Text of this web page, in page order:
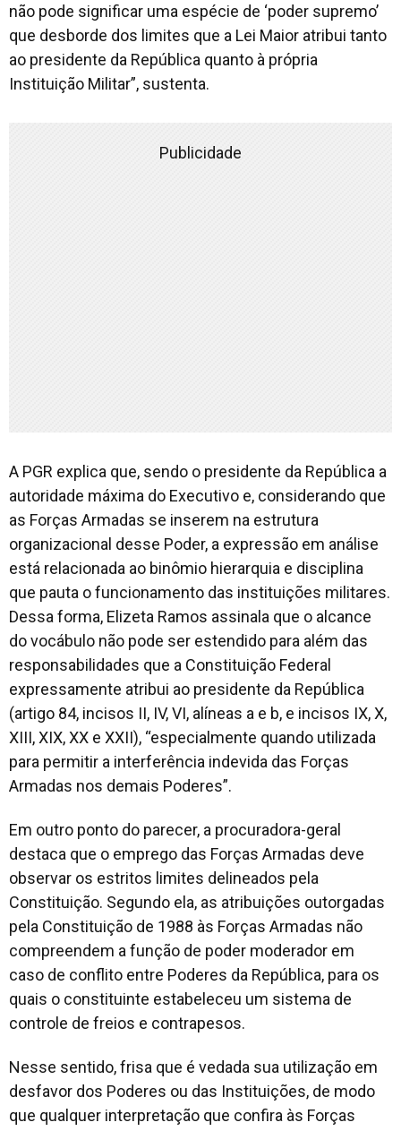
não pode significar uma espécie de ‘poder supremo’
que desborde dos limites que a Lei Maior atribui tanto
ao presidente da República quanto à própria
Instituição Militar”, sustenta.
Publicidade
A PGR explica que, sendo o presidente da República a
autoridade máxima do Executivo e, considerando que
as Forças Armadas se inserem na estrutura
organizacional desse Poder, a expressão em análise
está relacionada ao binômio hierarquia e disciplina
que pauta o funcionamento das instituições militares.
Dessa forma, Elizeta Ramos assinala que o alcance
do vocábulo não pode ser estendido para além das
responsabilidades que a Constituição Federal
expressamente atribui ao presidente da República
(artigo 84, incisos II, IV, VI, alíneas a e b, e incisos IX, X,
XIII, XIX, XX e XXII), “especialmente quando utilizada
para permitir a interferência indevida das Forças
Armadas nos demais Poderes”.
Em outro ponto do parecer, a procuradora-geral
destaca que o emprego das Forças Armadas deve
observar os estritos limites delineados pela
Constituição. Segundo ela, as atribuições outorgadas
pela Constituição de 1988 às Forças Armadas não
compreendem a função de poder moderador em
caso de conflito entre Poderes da República, para os
quais o constituinte estabeleceu um sistema de
controle de freios e contrapesos.
Nesse sentido, frisa que é vedada sua utilização em
desfavor dos Poderes ou das Instituições, de modo
que qualquer interpretação que confira às Forças